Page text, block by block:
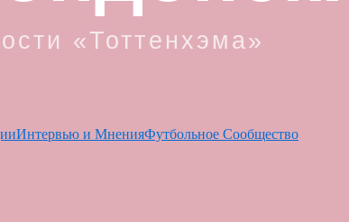
Интервью и МненияФутбольное Сообщество